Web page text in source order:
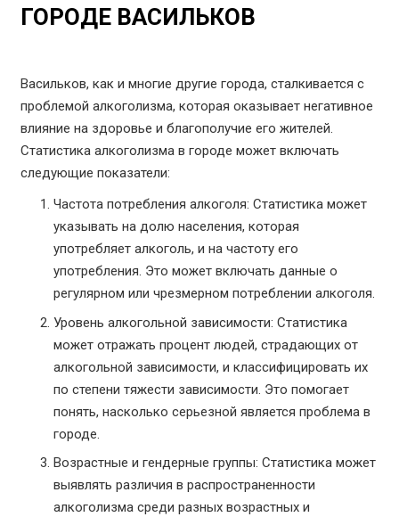
ГОРОДЕ ВАСИЛЬКОВ
Васильков, как и многие другие города, сталкивается с
проблемой алкоголизма, которая оказывает негативное
влияние на здоровье и благополучие его жителей.
Статистика алкоголизма в городе может включать
следующие показатели:
Частота потребления алкоголя: Статистика может
указывать на долю населения, которая
употребляет алкоголь, и на частоту его
употребления. Это может включать данные о
регулярном или чрезмерном потреблении алкоголя.
Уровень алкогольной зависимости: Статистика
может отражать процент людей, страдающих от
алкогольной зависимости, и классифицировать их
по степени тяжести зависимости. Это помогает
понять, насколько серьезной является проблема в
городе.
Возрастные и гендерные группы: Статистика может
выявлять различия в распространенности
алкоголизма среди разных возрастных и